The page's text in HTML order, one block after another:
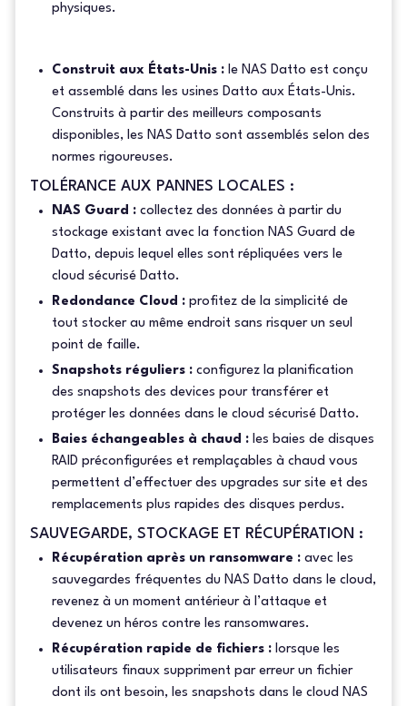
physiques.
Construit aux États-Unis : le NAS Datto est conçu
et assemblé dans les usines Datto aux États-Unis.
Construits à partir des meilleurs composants
disponibles, les NAS Datto sont assemblés selon des
normes rigoureuses.
TOLÉRANCE AUX PANNES LOCALES :
NAS Guard : collectez des données à partir du
stockage existant avec la fonction NAS Guard de
Datto, depuis lequel elles sont répliquées vers le
cloud sécurisé Datto.
Redondance Cloud : profitez de la simplicité de
tout stocker au même endroit sans risquer un seul
point de faille.
Snapshots réguliers : configurez la planification
des snapshots des devices pour transférer et
protéger les données dans le cloud sécurisé Datto.
Baies échangeables à chaud : les baies de disques
RAID préconfigurées et remplaçables à chaud vous
permettent d’effectuer des upgrades sur site et des
remplacements plus rapides des disques perdus.
SAUVEGARDE, STOCKAGE ET RÉCUPÉRATION :
Récupération après un ransomware : avec les
sauvegardes fréquentes du NAS Datto dans le cloud,
revenez à un moment antérieur à l’attaque et
devenez un héros contre les ransomwares.
Récupération rapide de fichiers : lorsque les
utilisateurs finaux suppriment par erreur un fichier
dont ils ont besoin, les snapshots dans le cloud NAS